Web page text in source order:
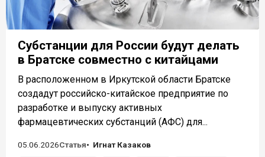
Субстанции для России будут делать
в Братске совместно с китайцами
В расположенном в Иркутской области Братске
создадут российско-китайское предприятие по
разработке и выпуску активных
фармацевтических субстанций (АФС) для...
05.06.2026Статья
Игнат Казаков